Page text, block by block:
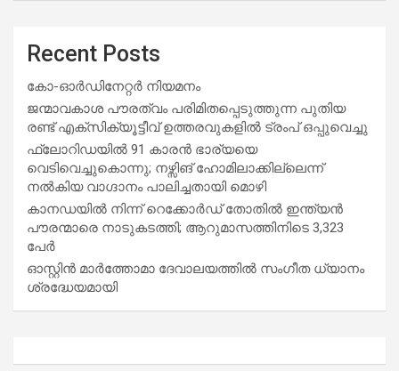
Recent Posts
കോ-ഓർഡിനേറ്റർ നിയമനം
ജന്മാവകാശ പൗരത്വം പരിമിതപ്പെടുത്തുന്ന പുതിയ
രണ്ട് എക്സിക്യൂട്ടീവ് ഉത്തരവുകളിൽ ട്രംപ് ഒപ്പുവെച്ചു
ഫ്ലോറിഡയിൽ 91 കാരൻ ഭാര്യയെ
വെടിവെച്ചുകൊന്നു; നഴ്സിങ് ഹോമിലാക്കില്ലെന്ന്
നൽകിയ വാഗ്ദാനം പാലിച്ചതായി മൊഴി
കാനഡയിൽ നിന്ന് റെക്കോർഡ് തോതിൽ ഇന്ത്യൻ
പൗരന്മാരെ നാടുകടത്തി; ആറുമാസത്തിനിടെ 3,323
പേർ
ഓസ്റ്റിൻ മാർത്തോമാ ദേവാലയത്തിൽ സംഗീത ധ്യാനം
ശ്രദ്ധേയമായി